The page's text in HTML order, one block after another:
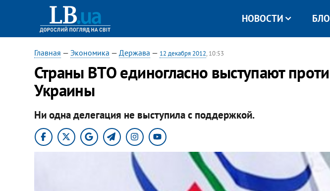
НОВОСТИ
Главная — Экономика — Держава — 12 декабря 2012, 10:53
Страны ВТО единогласно выступают
Украины
Ни одна делегация не выступила с поддержкой.